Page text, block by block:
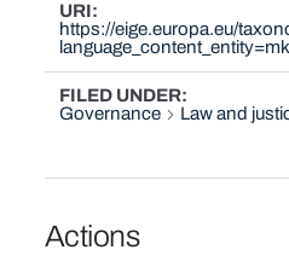
URI
https://eige.europa.eu/
language_content_entity=mk
FILED UNDER
Governance
Law and
Actions